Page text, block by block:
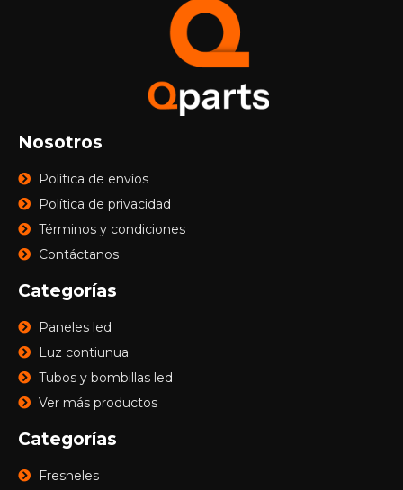
Nosotros
Política de envíos
Política de privacidad
Términos y condiciones
Contáctanos
Categorías
Paneles led
Luz contiunua
Tubos y bombillas led
Ver más productos
Categorías
Fresneles